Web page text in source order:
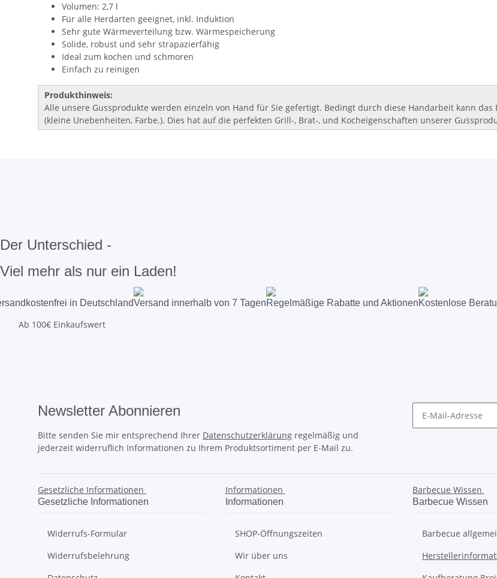
Volumen: 2,7 l
Für alle Herdarten geeignet, inkl. Induktion
Sehr gute Wärmeverteilung bzw. Wärmespeicherung
Solide, robust und sehr strapazierfähig
Ideal zum kochen und schmoren
Einfach zu reinigen
Produkthinweis:
Alle unsere Gussprodukte werden einzeln von Hand für Sie gefertigt. Bedingt durch diese Handarbeit kann
(kleine Unebenheiten, Farbe.). Dies hat auf die perfekten Grill-, Brat-, und Kocheigenschaften unserer
Der Unterschied -
Viel mehr als nur ein Laden!
in Deutschland
Ab 100€ Einkaufswert
Versand innerhalb von 7 TagenRegelmäßige Rabatte und AktionenKostenlose
Newsletter Abonnieren
Bitte senden Sie mir entsprechend Ihrer Datenschutzerklärung regelmäßig und
jederzeit widerruflich Informationen zu Ihrem Produktsortiment per E-Mail zu.
Gesetzliche Informationen
Gesetzliche Informationen
Widerrufs-Formular
Widerrufsbelehrung
Informationen
Informationen
SHOP-Öffnungszeiten
Wir über uns
Barbecue Wissen
Barbecue Wissen
Barbecue